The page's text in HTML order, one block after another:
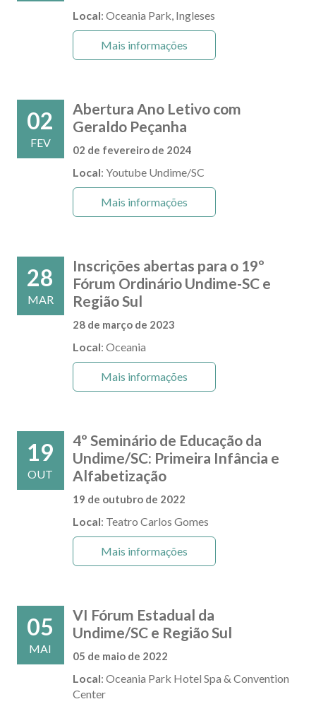
Local: Oceania Park, Ingleses
Mais informações
02
FEV
Abertura Ano Letivo com
Geraldo Peçanha
02 de fevereiro de 2024
Local: Youtube Undime/SC
Mais informações
28
MAR
Inscrições abertas para o 19º
Fórum Ordinário Undime-SC e
Região Sul
28 de março de 2023
Local: Oceania
Mais informações
19
OUT
4º Seminário de Educação da
Undime/SC: Primeira Infância e
Alfabetização
19 de outubro de 2022
Local: Teatro Carlos Gomes
Mais informações
05
MAI
VI Fórum Estadual da
Undime/SC e Região Sul
05 de maio de 2022
Local: Oceania Park Hotel Spa & Convention
Center